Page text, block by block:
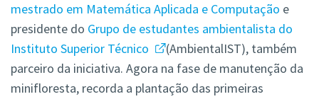
mestrado em Matemática Aplicada e Computação e
presidente do Grupo de estudantes ambientalista do
Instituto Superior Técnico
(AmbientalIST), também
parceiro da iniciativa. Agora na fase de manutenção da
minifloresta, recorda a plantação das primeiras